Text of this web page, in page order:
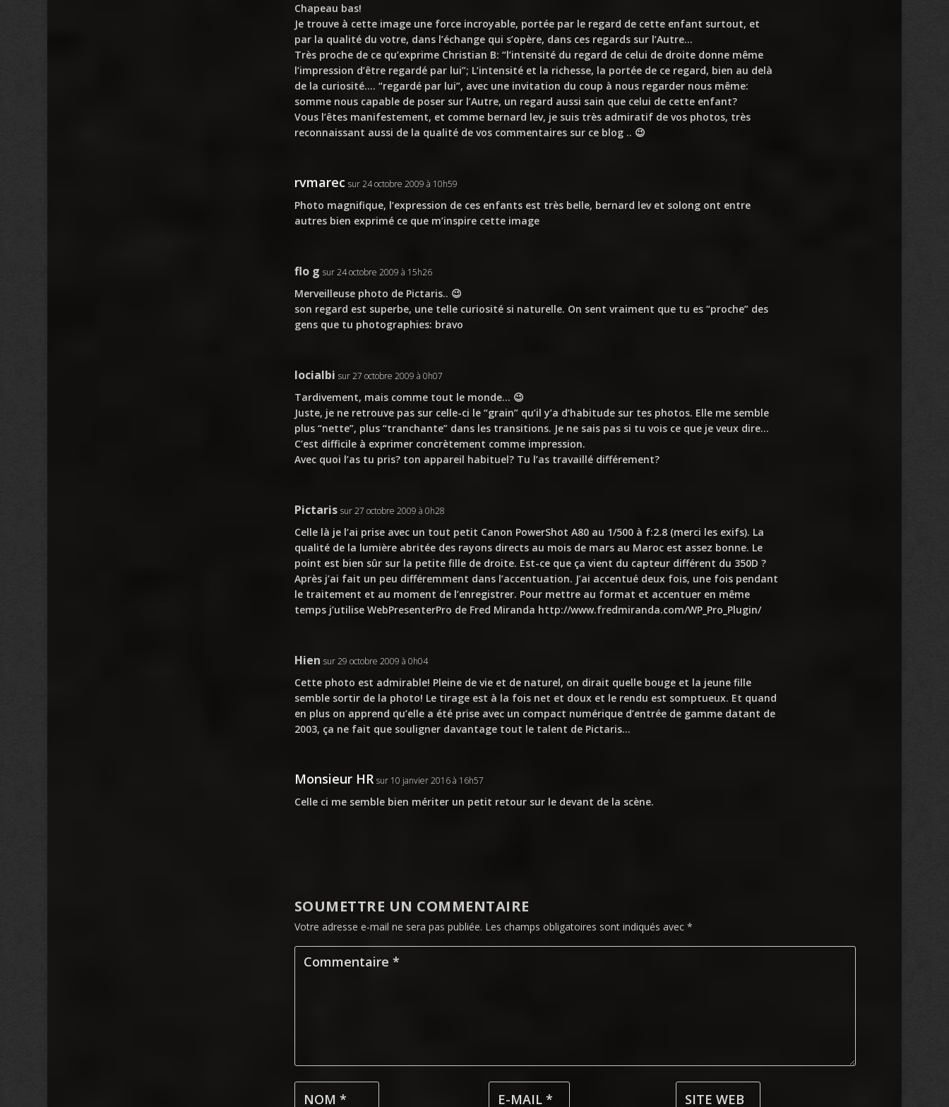
Chapeau bas!
Je trouve à cette image une force incroyable, portée par le regard de cette enfant surtout, et
par la qualité du votre, dans l’échange qui s’opère, dans ces regards sur l’Autre…
Très proche de ce qu’exprime Christian B: “l’intensité du regard de celui de droite donne même
l’impression d’être regardé par lui”; L’intensité et la richesse, la portée de ce regard, bien au delà
de la curiosité…. “regardé par lui”, avec une invitation du coup à nous regarder nous même:
somme nous capable de poser sur l’Autre, un regard aussi sain que celui de cette enfant?
Vous l’êtes manifestement, et comme bernard lev, je suis très admiratif de vos photos, très
reconnaissant aussi de la qualité de vos commentaires sur ce blog .. 😉
rvmarec sur 24 octobre 2009 à 10h59
Photo magnifique, l’expression de ces enfants est très belle, bernard lev et solong ont entre
autres bien exprimé ce que m’inspire cette image
flo g sur 24 octobre 2009 à 15h26
Merveilleuse photo de Pictaris.. 😉
son regard est superbe, une telle curiosité si naturelle. On sent vraiment que tu es “proche” des
gens que tu photographies: bravo
locialbi sur 27 octobre 2009 à 0h07
Tardivement, mais comme tout le monde… 😉
Juste, je ne retrouve pas sur celle-ci le “grain” qu’il y’a d’habitude sur tes photos. Elle me semble
plus “nette”, plus “tranchante” dans les transitions. Je ne sais pas si tu vois ce que je veux dire…
C’est difficile à exprimer concrètement comme impression.
Avec quoi l’as tu pris? ton appareil habituel? Tu l’as travaillé différement?
Pictaris sur 27 octobre 2009 à 0h28
Celle là je l’ai prise avec un tout petit Canon PowerShot A80 au 1/500 à f:2.8 (merci les exifs). La
qualité de la lumière abritée des rayons directs au mois de mars au Maroc est assez bonne. Le
point est bien sûr sur la petite fille de droite. Est-ce que ça vient du capteur différent du 350D ?
Après j’ai fait un peu différemment dans l’accentuation. J’ai accentué deux fois, une fois pendant
le traitement et au moment de l’enregistrer. Pour mettre au format et accentuer en même
temps j’utilise WebPresenterPro de Fred Miranda http://www.fredmiranda.com/WP_Pro_Plugin/
Hien sur 29 octobre 2009 à 0h04
Cette photo est admirable! Pleine de vie et de naturel, on dirait quelle bouge et la jeune fille
semble sortir de la photo! Le tirage est à la fois net et doux et le rendu est somptueux. Et quand
en plus on apprend qu’elle a été prise avec un compact numérique d’entrée de gamme datant de
2003, ça ne fait que souligner davantage tout le talent de Pictaris…
Monsieur HR sur 10 janvier 2016 à 16h57
Celle ci me semble bien mériter un petit retour sur le devant de la scène.
SOUMETTRE UN COMMENTAIRE
Votre adresse e-mail ne sera pas publiée. Les champs obligatoires sont indiqués avec *